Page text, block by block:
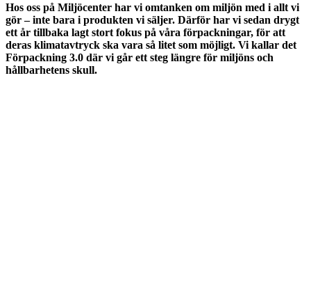
Hos oss på Miljöcenter har vi omtanken om miljön med i allt vi
gör – inte bara i produkten vi säljer. Därför har vi sedan drygt
ett år tillbaka lagt stort fokus på våra förpackningar, för att
deras klimatavtryck ska vara så litet som möjligt. Vi kallar det
Förpackning 3.0 där vi går ett steg längre för miljöns och
hållbarhetens skull.